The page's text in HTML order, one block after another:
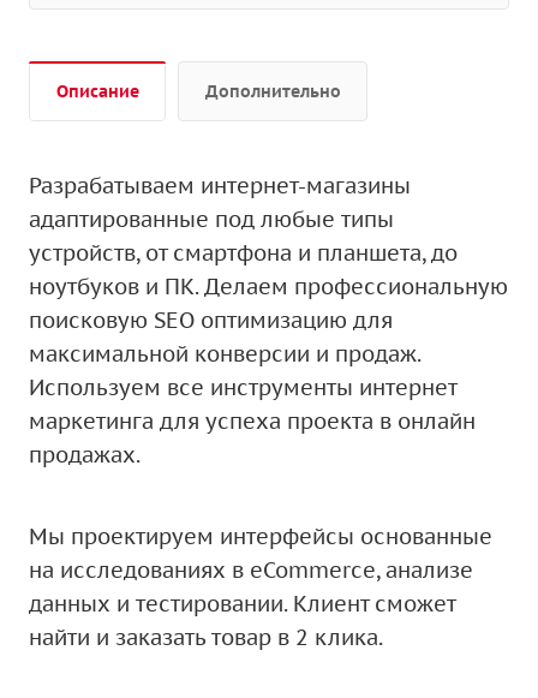
Описание Дополнительно
Разрабатываем интернет-магазины
адаптированные под любые типы
устройств, от смартфона и планшета, до
ноутбуков и ПК. Делаем профессиональную
поисковую SEO оптимизацию для
максимальной конверсии и продаж.
Используем все инструменты интернет
маркетинга для успеха проекта в онлайн
продажах.
Мы проектируем интерфейсы основанные
на исследованиях в eCommerce, анализе
данных и тестировании. Клиент сможет
найти и заказать товар в 2 клика.